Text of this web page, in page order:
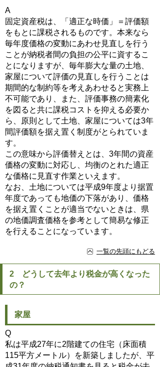
A
固定資産税は、「適正な時価」＝評価額
をもとに課税されるものです。本来なら
毎年度価格の変動にあわせ見直しを行う
ことが納税者間の負担の公平に資するこ
とになりますが、毎年膨大な量の土地、
家屋について評価の見直しを行うことは
期間的な制約等を考えあわせると実務上
不可能であり、また、評価事務の簡素化
を図ると共に課税コストを抑える必要か
ら、原則として土地、家屋については3年
間評価額を据え置く制度がとられていま
す。
この意味から評価替えとは、3年間の資産
価格の変動に対応し、均衡のとれた適正
な価格に見直す作業といえます。
なお、土地については平成9年度より据置
年度であっても地価の下落があり、価格
を据え置くことが適当でないときは、県
の地価調査価格を参考として簡易な修正
を行えることになっています。
一覧の先頭にもどる
2 どうして去年より税金が高くなった
の？
家屋
Q
私は平成27年に2階建ての住宅（床面積
115平方メートル）を新築しましたが、平